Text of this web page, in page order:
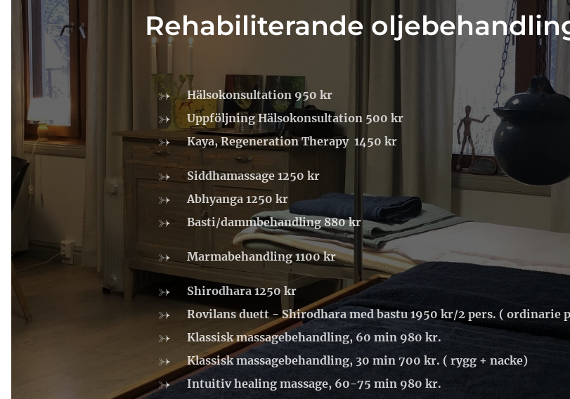
Rehabiliterande
Hälsokonsultation 950 kr
Uppföljning Hälsokonsultation 500 kr
Kaya, Regeneration Therapy 1450 kr
Siddhamassage 1250 kr
Abhyanga 1250 kr
Basti/dammbehandling 880 kr
Marmabehandling 1100 kr
Shirodhara 1250 kr
Rovilans duett - Shirodhara med bastu 1950 kr/2 pers. ( ordinarie
Klassisk massagebehandling, 60 min 980 kr.
Klassisk massagebehandling, 30 min 700 kr. ( rygg + nacke)
Intuitiv healing massage, 60-75 min 980 kr.